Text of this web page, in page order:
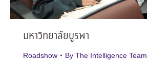
มหาวิทยาลัยบูรพา
Roadshow By The Intelligence Team